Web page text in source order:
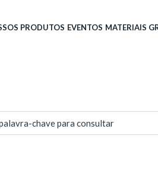
PRODUTOS EVENTOS MATERIAIS
chave para consultar